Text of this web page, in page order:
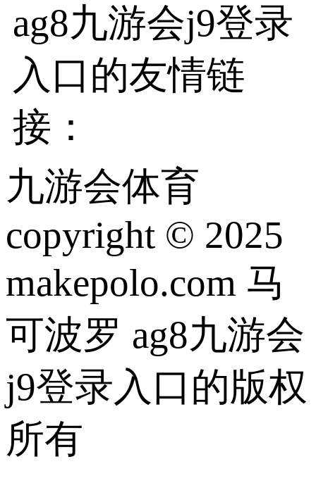
ag8九游会j9登录
入口的友情链
接：
九游会体育
copyright © 2025
makepolo.com 马
可波罗 ag8九游会
j9登录入口的版权
所有